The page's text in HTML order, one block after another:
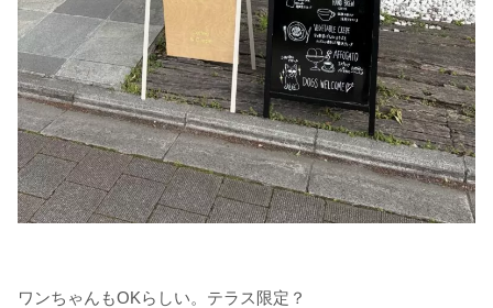
ワンちゃんもOKらしい。テラス限定？